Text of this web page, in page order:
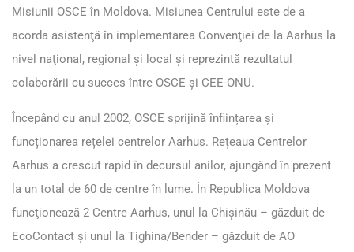
Misiunii OSCE în Moldova. Misiunea Centrului este de a
acorda asistenţă în implementarea Convenţiei de la Aarhus la
nivel naţional, regional şi local şi reprezintă rezultatul
colaborării cu succes între OSCE şi CEE-ONU.
Începând cu anul 2002, OSCE sprijină înființarea şi
funcționarea rețelei centrelor Aarhus. Rețeaua Centrelor
Aarhus a crescut rapid în decursul anilor, ajungând în prezent
la un total de 60 de centre în lume. În Republica Moldova
funcţionează 2 Centre Aarhus, unul la Chişinău – găzduit de
EcoContact şi unul la Tighina/Bender – găzduit de AO